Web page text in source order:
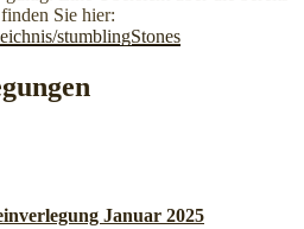
Sie hier:
stumblingStones
Januar 2025